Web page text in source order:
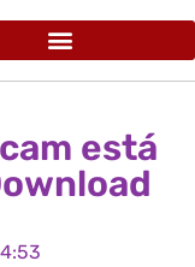
está